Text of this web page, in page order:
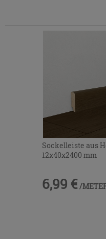
Sockelleiste aus
12x40x2400 mm
6,99 € /